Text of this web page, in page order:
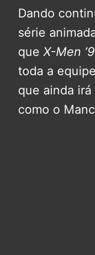
Dando
série
que X-Men
toda a
que ainda
como o